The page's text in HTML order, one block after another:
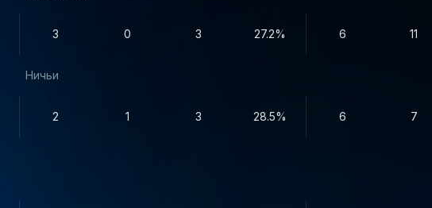
3 0 3 27.2% 6 11
Ничьи
2 1 3 28.5% 6 7